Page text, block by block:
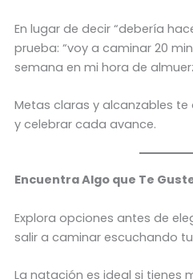
En lugar de decir “debería
prueba: “voy a caminar 20
semana en mi hora de
Metas claras y alcanzables
y celebrar cada avance.
Encuentra Algo que Te
Explora opciones antes de
salir a caminar escuchando
La natación es ideal si tienes